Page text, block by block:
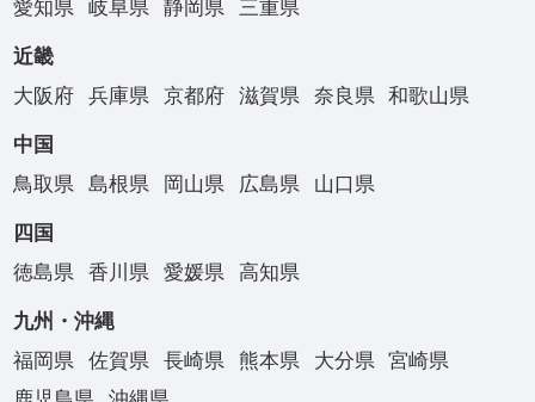
愛知県
岐阜県 静岡県 三重県
近畿
大阪府
兵庫県 京都府 滋賀県 奈良県 和歌山県
中国
鳥取県
島根県 岡山県 広島県 山口県
四国
徳島県
香川県 愛媛県 高知県
九州・沖縄
福岡県
佐賀県 長崎県 熊本県 大分県
宮崎県